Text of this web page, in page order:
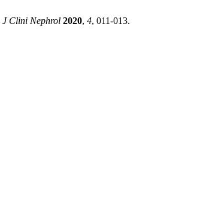
J Clini Nephrol 2020, 4, 011-013.